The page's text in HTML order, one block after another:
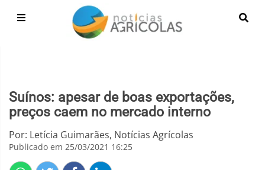
Suínos: apesar de boas exportações,
preços caem no mercado interno
Por: Letícia Guimarães, Notícias Agrícolas
Publicado em 25/03/2021 16:25